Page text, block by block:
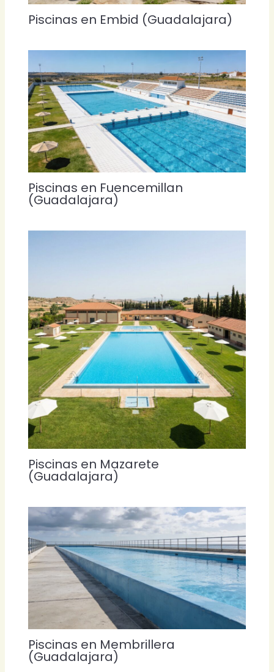
Piscinas en Embid (Guadalajara)
Piscinas en Fuencemillan
(Guadalajara)
Piscinas en Mazarete
(Guadalajara)
Piscinas en Membrillera
(Guadalajara)